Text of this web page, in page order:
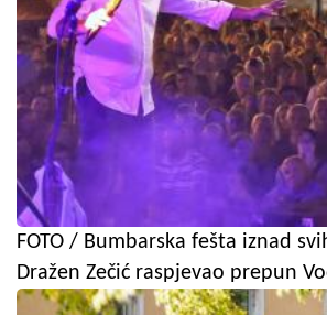
FOTO / Bumbarska fešta iznad
Dražen Zečić raspjevao prepun